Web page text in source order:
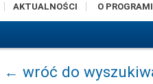
AKTUALNOŚCI O
← wróć do